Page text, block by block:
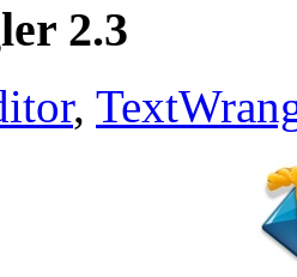
2.3
,